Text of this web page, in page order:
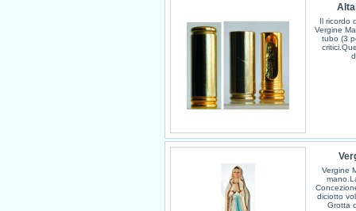
Il ricordo
Vergine
tubo (3
Vergine
diciotto
Grotta